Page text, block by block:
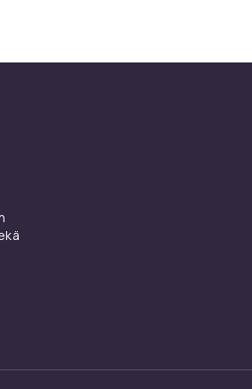
kuin hajuvesiäkin –
siluetteihin. Ne erottuvat
mennä